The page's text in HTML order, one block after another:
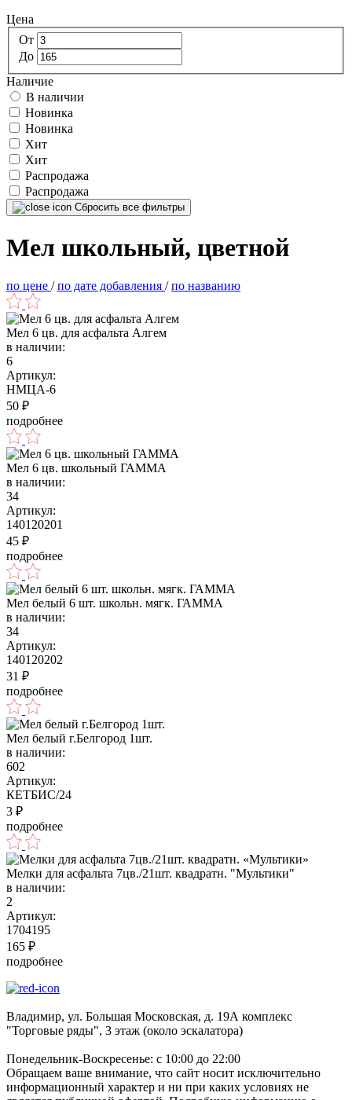
Цена
От
До
Наличие
В наличии
Новинка
Новинка
Хит
Хит
Распродажа
Распродажа
Сбросить все фильтры
Мел школьный, цветной
по цене /по дате добавления /по названию
Мел 6 цв. для асфальта Алгем
в наличии:
6
Артикул:
НМЦА-6
50 ₽
подробнее
Мел 6 цв. школьный ГАММА
в наличии:
34
Артикул:
140120201
45 ₽
подробнее
Мел белый 6 шт. школьн. мягк. ГАММА
в наличии:
34
Артикул:
140120202
31 ₽
подробнее
Мел белый г.Белгород 1шт.
в наличии:
602
Артикул:
КЕТБИС/24
3 ₽
подробнее
Мелки для асфальта 7цв./21шт. квадратн. "Мультики"
в наличии:
2
Артикул:
1704195
165 ₽
подробнее
Владимир, ул. Большая Московская, д. 19А комплекс
"Торговые ряды", 3 этаж (около эскалатора)
Понедельник-Воскресенье: с 10:00 до 22:00
Обращаем ваше внимание, что сайт носит исключительно
информационный характер и ни при каких условиях не